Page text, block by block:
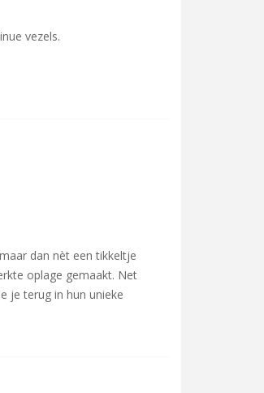
vezels.
dan nèt een tikkeltje
oplage gemaakt. Net
je terug in hun unieke